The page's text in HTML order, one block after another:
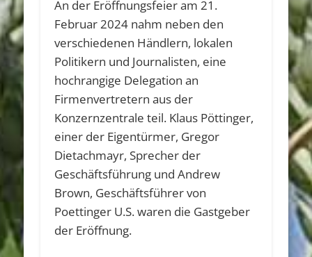
An der Eröffnungsfeier am 21.
Februar 2024 nahm neben den
verschiedenen Händlern, lokalen
Politikern und Journalisten, eine
hochrangige Delegation an
Firmenvertretern aus der
Konzernzentrale teil. Klaus Pöttinger,
einer der Eigentürmer, Gregor
Dietachmayr, Sprecher der
Geschäftsführung und Andrew
Brown, Geschäftsführer von
Poettinger U.S. waren die Gastgeber
der Eröffnung.